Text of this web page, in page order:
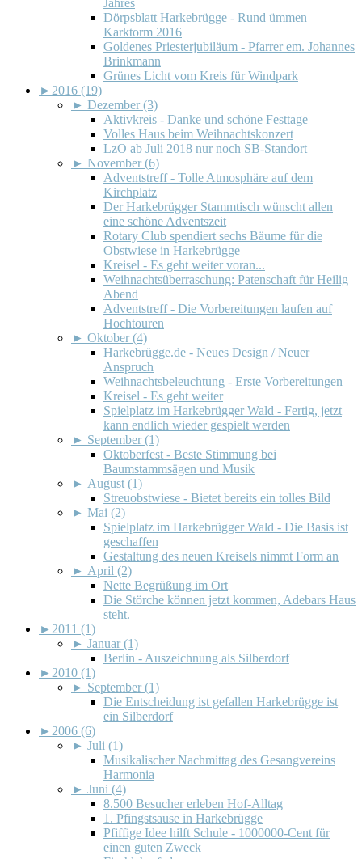
Dörpsblatt Harkebrügge - Rund ümmen
Karktorm 2016
Goldenes Priesterjubiläum - Pfarrer em. Johannes
Brinkmann
Grünes Licht vom Kreis für Windpark
► 2016 (19)
► Dezember (3)
Aktivkreis - Danke und schöne Festtage
Volles Haus beim Weihnachtskonzert
LzO ab Juli 2018 nur noch SB-Standort
► November (6)
Adventstreff - Tolle Atmosphäre auf dem
Kirchplatz
Der Harkebrügger Stammtisch wünscht allen
eine schöne Adventszeit
Rotary Club spendiert sechs Bäume für die
Obstwiese in Harkebrügge
Kreisel - Es geht weiter voran...
Weihnachtsüberraschung: Patenschaft für Heilig
Abend
Adventstreff - Die Vorbereitungen laufen auf
Hochtouren
► Oktober (4)
Harkebrügge.de - Neues Design / Neuer
Anspruch
Weihnachtsbeleuchtung - Erste Vorbereitungen
Kreisel - Es geht weiter
Spielplatz im Harkebrügger Wald - Fertig, jetzt
kann endlich wieder gespielt werden
► September (1)
Oktoberfest - Beste Stimmung bei
Baumstammsägen und Musik
► August (1)
Streuobstwiese - Bietet bereits ein tolles Bild
► Mai (2)
Spielplatz im Harkebrügger Wald - Die Basis ist
geschaffen
Gestaltung des neuen Kreisels nimmt Form an
► April (2)
Nette Begrüßung im Ort
Die Störche können jetzt kommen, Adebars Haus
steht.
► 2011 (1)
► Januar (1)
Berlin - Auszeichnung als Silberdorf
► 2010 (1)
► September (1)
Die Entscheidung ist gefallen Harkebrügge ist
ein Silberdorf
► 2006 (6)
► Juli (1)
Musikalischer Nachmittag des Gesangvereins
Harmonia
► Juni (4)
8.500 Besucher erleben Hof-Alltag
1. Pfingstsause in Harkebrügge
Pfiffige Idee hilft Schule - 1000000-Cent für
einen guten Zweck